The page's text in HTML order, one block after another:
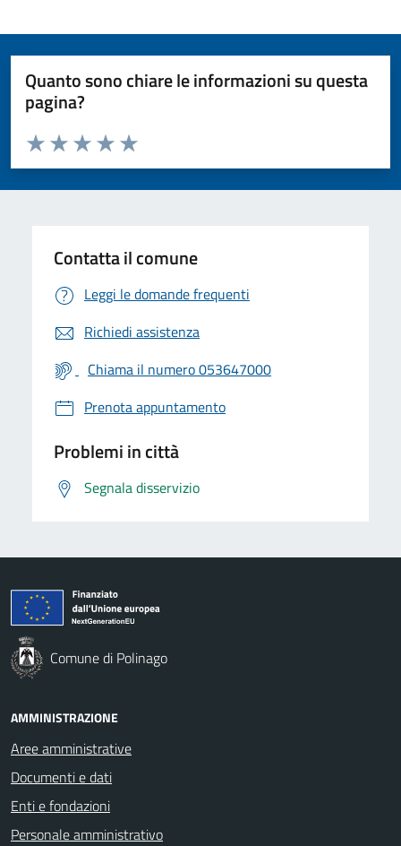
Quanto sono chiare le informazioni su questa
pagina?
Valuta da 1 a 5 stelle la pagina
Valuta 5 stelle su 5
Valuta 4 stelle su 5
Valuta 3 stelle su 5
Valuta 2 stelle su 5
Valuta 1 stelle su 5
Contatta il comune
Leggi le domande frequenti
Richiedi assistenza
Chiama il numero 053647000
Prenota appuntamento
Problemi in città
Segnala disservizio
Comune di Polinago
AMMINISTRAZIONE
Aree amministrative
Documenti e dati
Enti e fondazioni
Personale amministrativo